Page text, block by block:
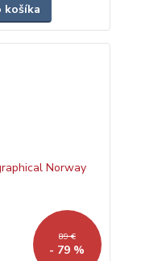
košíka
89 €
- 79 %